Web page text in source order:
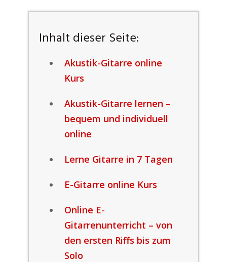
Inhalt dieser Seite:
Akustik-Gitarre online
Kurs
Akustik-Gitarre lernen –
bequem und individuell
online
Lerne Gitarre in 7 Tagen
E-Gitarre online Kurs
Online E-
Gitarrenunterricht – von
den ersten Riffs bis zum
Solo